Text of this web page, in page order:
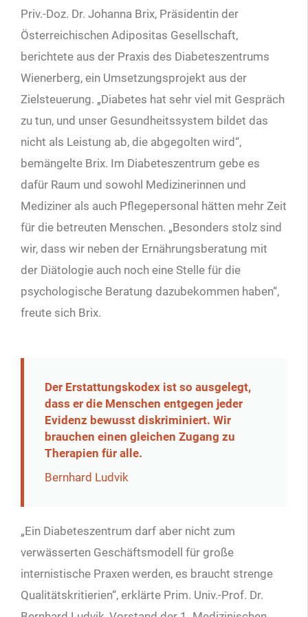
Priv.-Doz. Dr. Johanna Brix, Präsidentin der
Österreichischen Adipositas Gesellschaft,
berichtete aus der Praxis des Diabeteszentrums
Wienerberg, ein Umsetzungsprojekt aus der
Zielsteuerung. „Diabetes hat sehr viel mit Gespräch
zu tun, und unser Gesundheitssystem bildet das
nicht als Leistung ab, die abgegolten wird“,
bemängelte Brix. Im Diabeteszentrum gebe es
dafür Raum und sowohl Medizinerinnen und
Mediziner als auch Pflegepersonal hätten mehr Zeit
für die betreuten Menschen. „Besonders stolz sind
wir, dass wir neben der Ernährungsberatung mit
der Diätologie auch noch eine Stelle für die
psychologische Beratung dazubekommen haben“,
freute sich Brix.
Der Erstattungskodex ist so ausgelegt,
dass er die Menschen entgegen jeder
Evidenz bewusst diskriminiert. Wir
brauchen einen gleichen Zugang zu
Therapien für alle.
Bernhard Ludvik
„Ein Diabeteszentrum darf aber nicht zum
verwässerten Geschäftsmodell für große
internistische Praxen werden, es braucht strenge
Qualitätskritierien“, erklärte Prim. Univ.-Prof. Dr.